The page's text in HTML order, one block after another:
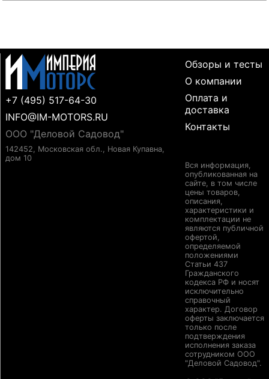
+7 (495) 517-64-30
INFO@IM-MOTORS.RU
ООО "Деловой Садовод"
142452, Московская обл., Новая Купавна,
дом 10
Обзоры и тесты
О компании
Оплата и
доставка
Контакты
Вся информация,
опубликованная на
сайте, в том числе
цены товаров,
описания,
характеристики и
комплектации не
являются публичной
офертой,
определяемой
положениями
Статьи 437
Гражданского
кодекса РФ и носят
исключительно
справочный
характер. Договор
оферты заключается
только после
подтверждения
исполнения заказа
сотрудником ООО
"Деловой Садовод".